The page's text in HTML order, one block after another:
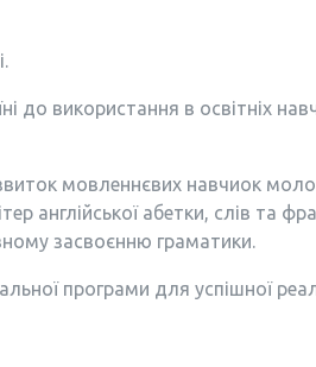
до використання в освітніх
мовленнєвих навчиок
англійської абетки, слів та
засвоєнню граматики.
програми для успішної